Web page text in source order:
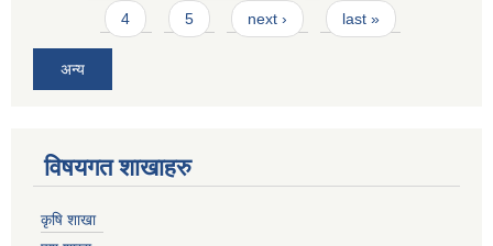
4 5 next › last »
अन्य
विषयगत शाखाहरु
कृषि शाखा